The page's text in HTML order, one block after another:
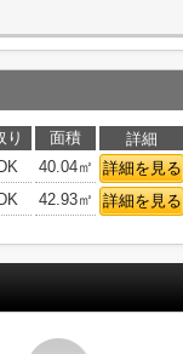
り 面積 詳細
40.04㎡ 詳細を見る
42.93㎡ 詳細を見る